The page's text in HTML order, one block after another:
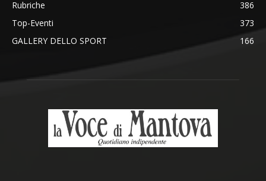
Rubriche
386
Top-Eventi
373
GALLERY DELLO SPORT
166